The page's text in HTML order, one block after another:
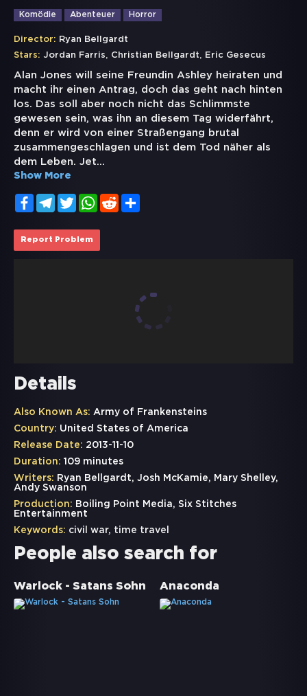
Komödie Abenteuer Horror
Director: Ryan Bellgardt
Stars: Jordan Farris, Christian Bellgardt, Eric Gesecus
Alan Jones will seine Freundin Ashley heiraten und
macht ihr einen Antrag, doch das geht nach hinten
los. Das soll aber noch nicht das Schlimmste
gewesen sein, was ihn an diesem Tag widerfährt,
denn er wird von einer Straßengang brutal
zusammengeschlagen und ist dem Tod näher als
dem Leben. Jet...
Show More
FacebookTelegramTwitterWhatsApp
Reddit
Report Problem
Details
Also Known As: Army of Frankensteins
Country: United States of America
Release Date: 2013-11-10
Duration: 109 minutes
Writers: Ryan Bellgardt, Josh McKamie, Mary Shelley,
Andy Swanson
Production: Boiling Point Media, Six Stitches
Entertainment
Keywords: civil war, time travel
People also search for
Warlock - Satans Sohn Anaconda